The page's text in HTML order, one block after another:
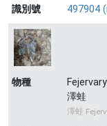
識別號
497904
物種
澤蛙
澤蛙